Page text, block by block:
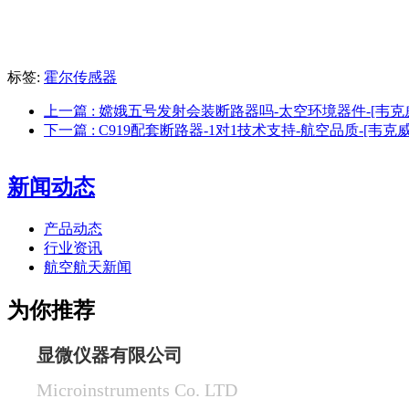
标签: 霍尔传感器
上一篇 : 嫦娥五号发射会装断路器吗-太空环境器件-[韦克
下一篇 : C919配套断路器-1对1技术支持-航空品质-[韦克
新闻动态
产品动态
行业资讯
航空航天新闻
为你推荐
显微仪器有限公司
Microinstruments Co. LTD